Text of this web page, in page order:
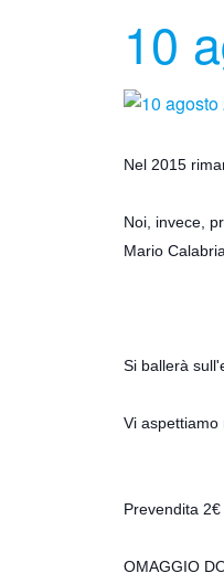
10
Nel 2015
Noi, invece,
Mario
Si ballerà
Vi aspettiamo
Prevendita
OMAGGIO